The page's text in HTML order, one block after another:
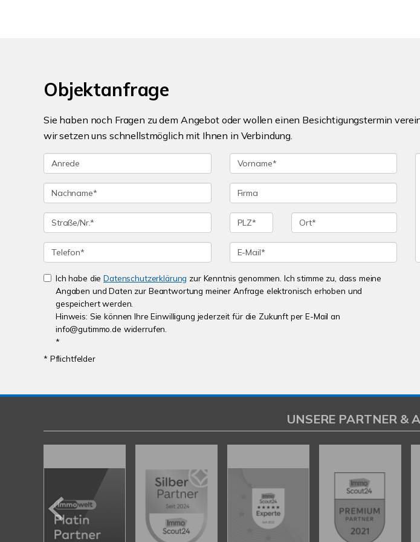
Objektanfrage
Sie haben noch Fragen zu dem Angebot oder wollen einen Besichtigungstermin
wir setzen uns schnellstmöglich mit Ihnen in Verbindung.
Ich habe dieDatenschutzerklärung zur Kenntnis genommen. Ich stimme zu, dass meine
Angaben und Daten zur Beantwortung meiner Anfrage elektronisch erhoben und
gespeichert werden.
Hinweis: Sie können Ihre Einwilligung jederzeit für die Zukunft per E-Mail an
info@gutimmo.de widerrufen.
*
* Pflichtfelder
UNSERE PARTNER &